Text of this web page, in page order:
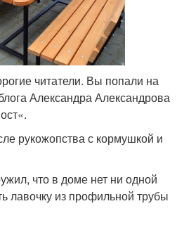
читатели. Вы попали на
Александра Александрова
рукожопства с кормушкой и
что в доме нет ни одной
лавочку из профильной трубы